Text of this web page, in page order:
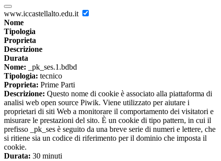
www.iccastellalto.edu.it
Nome
Tipologia
Proprieta
Descrizione
Durata
Nome: _pk_ses.1.bdbd
Tipologia: tecnico
Proprieta: Prime Parti
Descrizione: Questo nome di cookie è associato alla piattaforma di
analisi web open source Piwik. Viene utilizzato per aiutare i
proprietari di siti Web a monitorare il comportamento dei visitatori e
misurare le prestazioni del sito. È un cookie di tipo pattern, in cui il
prefisso _pk_ses è seguito da una breve serie di numeri e lettere, che
si ritiene sia un codice di riferimento per il dominio che imposta il
cookie.
Durata: 30 minuti